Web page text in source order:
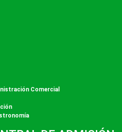
Comercial